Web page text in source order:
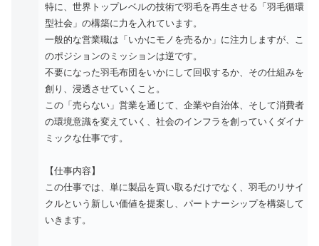
特に、世界トップレベルの技術で羽毛を再生させる「羽毛循環
型社会」の構築に力を入れています。
一般的な営業職は「いかにモノを売るか」に注力しますが、こ
のポジションのミッションは逆です。
不要になった羽毛布団をいかにして回収するか、その仕組みを
創り、浸透させていくこと。
この「売らない」営業を通じて、企業や自治体、そして消費者
の環境意識を変えていく、社会のインフラを創っていくダイナ
ミックな仕事です。
【仕事内容】
この仕事では、単に製品を買い取るだけでなく、羽毛のリサイ
クルという新しい価値を提案し、パートナーシップを構築して
いきます。